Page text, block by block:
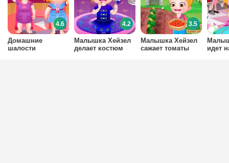
Домашние
шалости
4.6
Малышка Хейзел
делает костюм
4.2
Малышка Хейзел
сажает томаты
3.5
идет